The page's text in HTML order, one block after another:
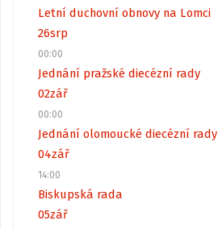
Letní duchovní obnovy na Lomci
26srp
00:00
Jednání pražské diecézní rady
02zář
00:00
Jednání olomoucké diecézní rady
04zář
14:00
Biskupská rada
05zář